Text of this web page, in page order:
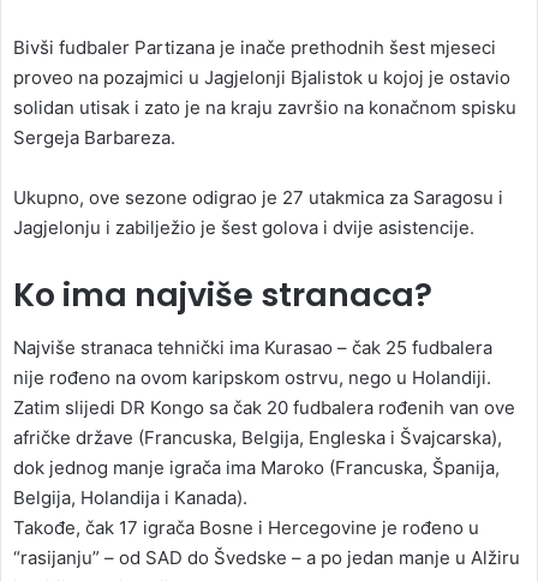
Bivši fudbaler Partizana je inače prethodnih šest mjeseci
proveo na pozajmici u Jagjelonji Bjalistok u kojoj je ostavio
solidan utisak i zato je na kraju završio na konačnom spisku
Sergeja Barbareza.
Ukupno, ove sezone odigrao je 27 utakmica za Saragosu i
Jagjelonju i zabilježio je šest golova i dvije asistencije.
Ko ima najviše stranaca?
Najviše stranaca tehnički ima Kurasao – čak 25 fudbalera
nije rođeno na ovom karipskom ostrvu, nego u Holandiji.
Zatim slijedi DR Kongo sa čak 20 fudbalera rođenih van ove
afričke države (Francuska, Belgija, Engleska i Švajcarska),
dok jednog manje igrača ima Maroko (Francuska, Španija,
Belgija, Holandija i Kanada).
Takođe, čak 17 igrača Bosne i Hercegovine je rođeno u
“rasijanju” – od SAD do Švedske – a po jedan manje u Alžiru